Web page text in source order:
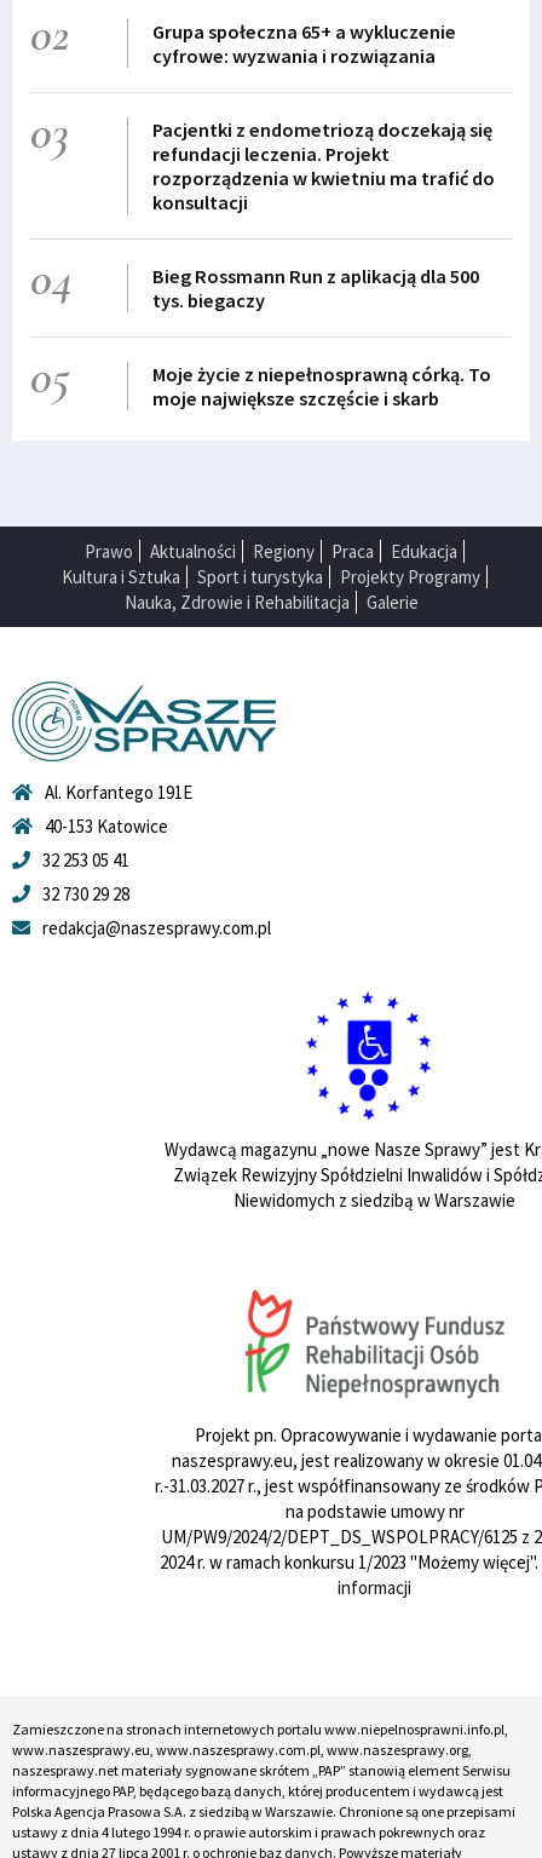
02
Grupa społeczna 65+ a wykluczenie
cyfrowe: wyzwania i rozwiązania
03
Pacjentki z endometriozą doczekają się
refundacji leczenia. Projekt
rozporządzenia w kwietniu ma trafić do
konsultacji
04
Bieg Rossmann Run z aplikacją dla 500
tys. biegaczy
05
Moje życie z niepełnosprawną córką. To
moje największe szczęście i skarb
Prawo Aktualności Regiony Praca
Edukacja
Kultura i Sztuka
Sport i turystyka
Projekty Programy
Nauka, Zdrowie i Rehabilitacja
Galerie
Al. Korfantego 191E
40-153 Katowice
32 253 05 41
32 730 29 28
redakcja@naszesprawy.com.pl
Wydawcą magazynu „nowe Nasze Sprawy” jest
Związek Rewizyjny Spółdzielni Inwalidów i
Niewidomych z siedzibą w Warszawie
Projekt pn. Opracowywanie i wydawanie
naszesprawy.eu, jest realizowany w okresie
r.-31.03.2027 r., jest współfinansowany ze środków
na podstawie umowy nr
UM/PW9/2024/2/DEPT_DS_WSPOLPRACY/6125 z
2024 r. w ramach konkursu 1/2023 "Możemy więcej".
informacji
Zamieszczone na stronach internetowych portalu www.niepelnosprawni.info.pl,
www.naszesprawy.eu, www.naszesprawy.com.pl, www.naszesprawy.org,
naszesprawy.net materiały sygnowane skrótem „PAP” stanowią element Serwisu
informacyjnego PAP, będącego bazą danych, której producentem i wydawcą jest
Polska Agencja Prasowa S.A. z siedzibą w Warszawie. Chronione są one przepisami
ustawy z dnia 4 lutego 1994 r. o prawie autorskim i prawach pokrewnych oraz
ustawy z dnia 27 lipca 2001 r. o ochronie baz danych. Powyższe materiały